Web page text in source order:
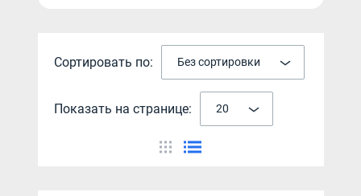
Сортировать по: Без сортировки
Показать на странице: 20